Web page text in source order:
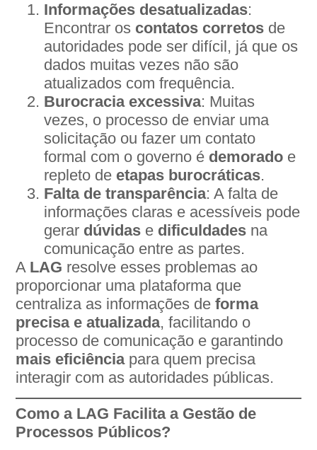
Informações desatualizadas:
Encontrar os contatos corretos de
autoridades pode ser difícil, já que os
dados muitas vezes não são
atualizados com frequência.
Burocracia excessiva: Muitas
vezes, o processo de enviar uma
solicitação ou fazer um contato
formal com o governo é demorado e
repleto de etapas burocráticas.
Falta de transparência: A falta de
informações claras e acessíveis pode
gerar dúvidas e dificuldades na
comunicação entre as partes.
A LAG resolve esses problemas ao
proporcionar uma plataforma que
centraliza as informações deforma
precisa e atualizada, facilitando o
processo de comunicação e garantindo
mais eficiênciapara quem precisa
interagir com as autoridades públicas.
Como a LAG Facilita a Gestão de
Processos Públicos?